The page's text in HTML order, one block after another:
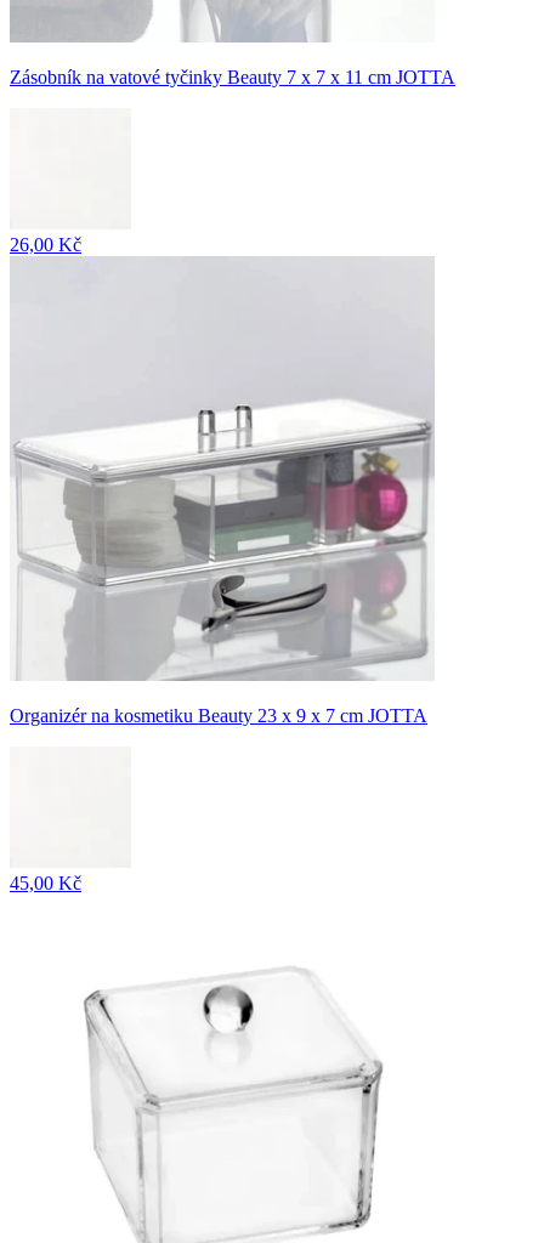
Zásobník na vatové tyčinky Beauty 7 x 7 x 11 cm JOTTA
26,00 Kč
Organizér na kosmetiku Beauty 23 x 9 x 7 cm JOTTA
45,00 Kč